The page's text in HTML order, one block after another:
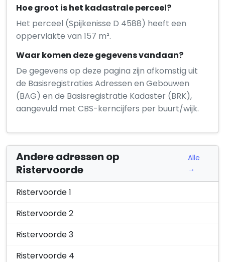
Hoe groot is het kadastrale perceel?
Het perceel (Spijkenisse D 4588) heeft een
oppervlakte van 157 m².
Waar komen deze gegevens vandaan?
De gegevens op deze pagina zijn afkomstig uit
de Basisregistraties Adressen en Gebouwen
(BAG) en de Basisregistratie Kadaster (BRK),
aangevuld met CBS-kerncijfers per buurt/wijk.
Andere adressen op
Ristervoorde
Alle
→
Ristervoorde 1
Ristervoorde 2
Ristervoorde 3
Ristervoorde 4